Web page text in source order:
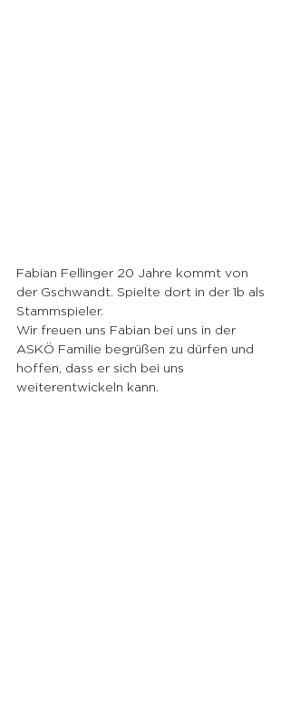
Fabian Fellinger 20 Jahre kommt von
der Gschwandt. Spielte dort in der 1b als
Stammspieler.
Wir freuen uns Fabian bei uns in der
ASKÖ Familie begrüßen zu dürfen und
hoffen, dass er sich bei uns
weiterentwickeln kann.